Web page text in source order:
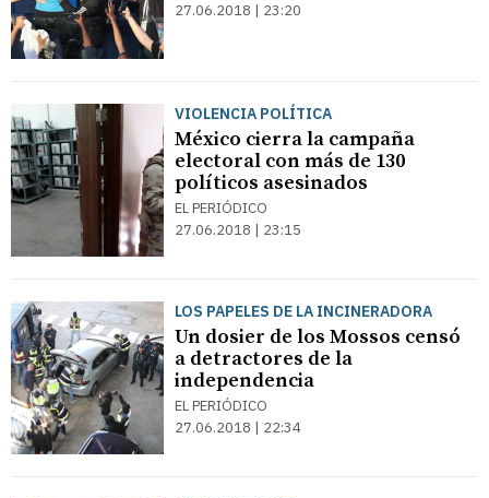
27.06.2018 | 23:20
VIOLENCIA POLÍTICA
México cierra la campaña
electoral con más de 130
políticos asesinados
EL PERIÓDICO
27.06.2018 | 23:15
LOS PAPELES DE LA INCINERADORA
Un dosier de los Mossos censó
a detractores de la
independencia
EL PERIÓDICO
27.06.2018 | 22:34